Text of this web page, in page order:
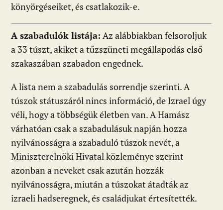
könyörgéseiket, és csatlakozik-e.
A szabadulók listája: Az alábbiakban felsoroljuk
a 33 túszt, akiket a tűzszüneti megállapodás első
szakaszában szabadon engednek.
A lista nem a szabadulás sorrendje szerinti. A
túszok státuszáról nincs információ, de Izrael úgy
véli, hogy a többségük életben van. A Hamász
várhatóan csak a szabadulásuk napján hozza
nyilvánosságra a szabaduló túszok nevét, a
Miniszterelnöki Hivatal közleménye szerint
azonban a neveket csak azután hozzák
nyilvánosságra, miután a túszokat átadták az
izraeli hadseregnek, és családjukat értesítették.